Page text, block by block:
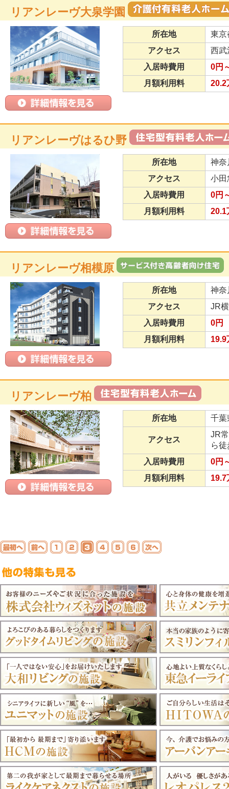
リアンレーヴ大泉学園
所在地
東京
アクセス
西武
入居時費用
0円
月額利用料
20.2
リアンレーヴはるひ野
所在地
神奈
アクセス
小田
入居時費用
0円
月額利用料
20.1
リアンレーヴ相模原
所在地
神奈
アクセス
JR
入居時費用
0円
月額利用料
19.9
リアンレーヴ柏
所在地 千葉
アクセス
JR
ら
入居時費用
0円
月額利用料
19.7